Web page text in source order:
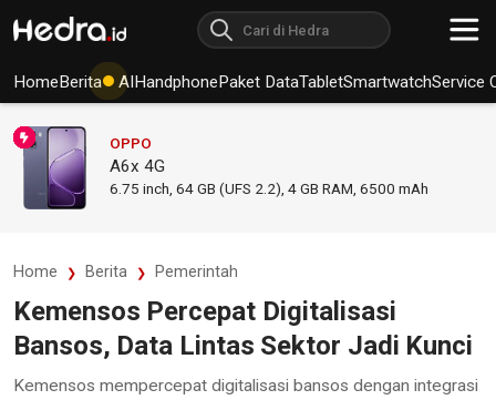
HomeBerita AIHandphonePaket DataTabletSmartwatchService
OPPO
A6x 4G
6.75 inch, 64 GB (UFS 2.2), 4 GB RAM 6500 mAh
Home Berita Pemerintah
Kemensos Percepat Digitalisasi
Bansos, Data Lintas Sektor Jadi Kunci
Kemensos mempercepat digitalisasi bansos dengan integrasi